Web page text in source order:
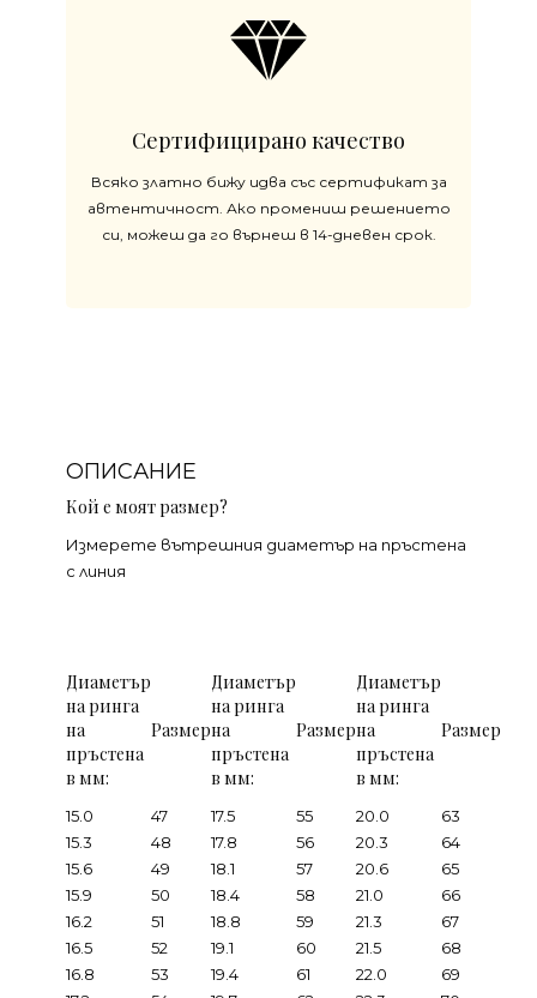
Сертифицирано качество
Всяко златно бижу идва със сертификат за
автентичност. Ако промениш решението
си, можеш да го върнеш в 14-дневен срок.
ОПИСАНИЕ
Кой е моят размер?
Измерете вътрешния диаметър на пръстена
с линия
Диаметър
на ринга
на
пръстена
в мм:
Размер
Диаметър
на ринга
на
пръстена
в мм:
Размер
Диаметър
на ринга
на
пръстена
в мм:
Размер
15.0 47 17.5 55 20.0
63
15.3
48 17.8 56 20.3
64
15.6
49 18.1 57 20.6
65
15.9
50 18.4 58 21.0
66
16.2
51 18.8 59 21.3
67
16.5
52 19.1 60 21.5
68
16.8
53 19.4 61 22.0
69